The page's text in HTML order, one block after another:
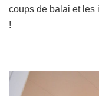
coups de balai et les
!